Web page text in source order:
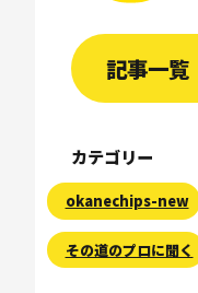
記事一覧
カテゴリー
okanechips-new
その道のプロに聞く